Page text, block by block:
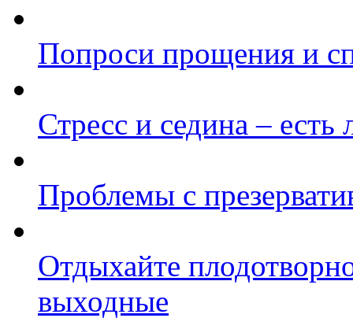
Попроси прощения и
Стресс и седина – есть
Проблемы с
Отдыхайте
выходные